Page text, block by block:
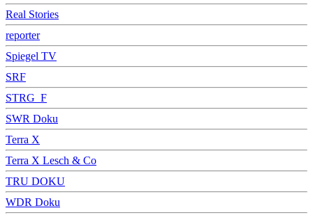
Real Stories
reporter
Spiegel TV
SRF
STRG_F
SWR Doku
Terra X
Terra X Lesch & Co
TRU DOKU
WDR Doku